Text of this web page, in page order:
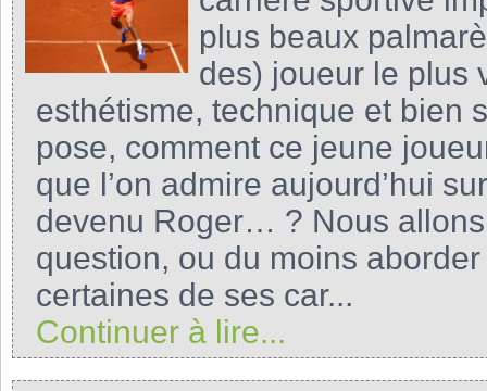
plus beaux
des) joueur le plus
esthétisme, technique et bien
pose, comment ce jeune
que l’on admire aujourd’hui
devenu Roger… ? Nous
question, ou du moins
certaines de ses car...
Continuer à lire...